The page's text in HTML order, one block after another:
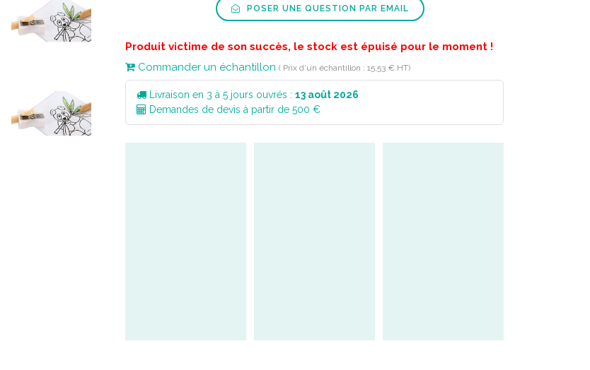
POSER UNE QUESTION PAR EMAIL
Produit victime de son succès, le stock est épuisé pour le moment !
Commander un échantillon ( Prix d'un échantillon : 15,53 € HT)
Livraison en 3 à 5 jours ouvrés : 13 août 2026
Demandes de devis à partir de 500 €